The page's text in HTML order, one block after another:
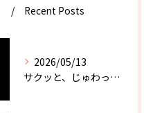
Recent Posts
2026/05/13
サクッと、じゅわっと。瀬戸内が香るカキフライ